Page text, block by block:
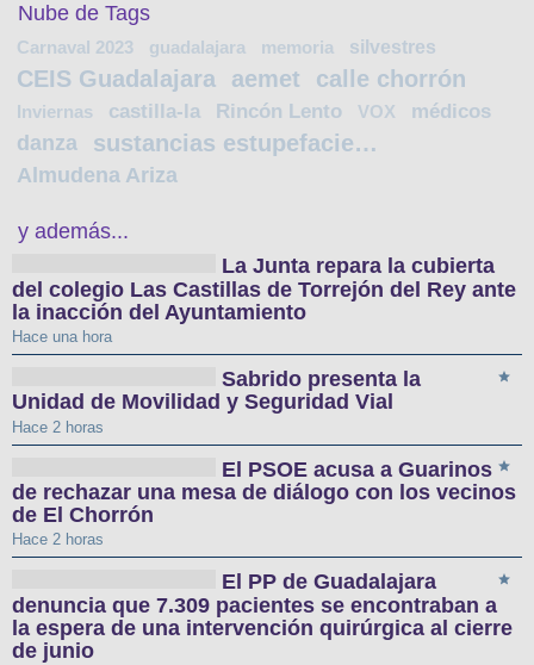
Nube de Tags
Carnaval 2023 guadalajara memoria silvestres
CEIS Guadalajara aemet calle chorrón
Inviernas castilla-la Rincón Lento VOX médicos
danza sustancias estupefacientes
Almudena Ariza
y además...
La Junta repara la cubierta
del colegio Las Castillas de Torrejón del Rey ante
la inacción del Ayuntamiento
Hace una hora
Sabrido presenta la
Unidad de Movilidad y Seguridad Vial
Hace 2 horas
El PSOE acusa a Guarinos
de rechazar una mesa de diálogo con los vecinos
de El Chorrón
Hace 2 horas
El PP de Guadalajara
denuncia que 7.309 pacientes se encontraban a
la espera de una intervención quirúrgica al cierre
de junio